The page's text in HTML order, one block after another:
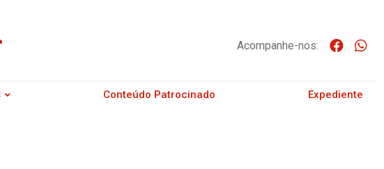
Acompanhe-nos:
Conteúdo Patrocinado Expediente